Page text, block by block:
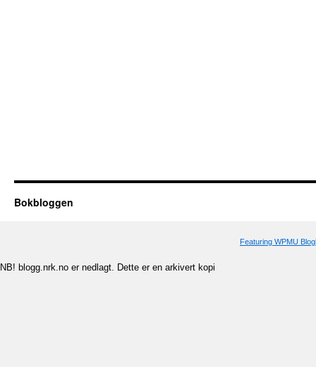
Bokbloggen
Featuring WPMU
NB! blogg.nrk.no er nedlagt. Dette er en arkivert kopi